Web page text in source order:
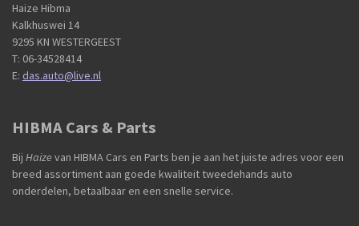
Haize Hibma
Kalkhuswei 14
9295 KN WESTERGEEST
T: 06-34528414
E: das.auto@live.nl
HIBMA Cars & Parts
Bij Haizevan HIBMA Cars en Parts ben je aan het juiste adres voor een
breed assortiment aan goede kwaliteit tweedehands auto
onderdelen, betaalbaar en een snelle service.